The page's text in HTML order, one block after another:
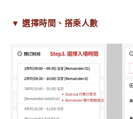
▼ 選擇時間、搭乘人數